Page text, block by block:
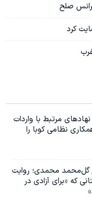
صلح
کرد
نهادهای مرتبط با واردات
نظامی کوبا را
گل‌محمد محمدی؛ روایت
که «برای آزادی در